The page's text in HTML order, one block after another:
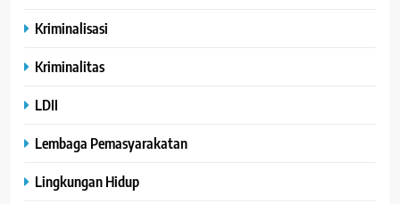
Kriminalisasi
Kriminalitas
LDII
Lembaga Pemasyarakatan
Lingkungan Hidup